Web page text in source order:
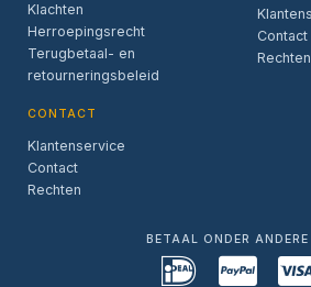
Klachten
Herroepingsrecht
Terugbetaal- en
retourneringsbeleid
CONTACT
Klantenservice
Contact
Rechten
Contact
Rechten
BETAAL ONDER